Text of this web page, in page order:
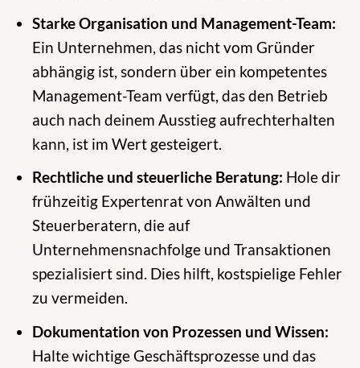
Starke Organisation und Management-Team:
Ein Unternehmen, das nicht vom Gründer
abhängig ist, sondern über ein kompetentes
Management-Team verfügt, das den Betrieb
auch nach deinem Ausstieg aufrechterhalten
kann, ist im Wert gesteigert.
Rechtliche und steuerliche Beratung: Hole dir
frühzeitig Expertenrat von Anwälten und
Steuerberatern, die auf
Unternehmensnachfolge und Transaktionen
spezialisiert sind. Dies hilft, kostspielige Fehler
zu vermeiden.
Dokumentation von Prozessen und Wissen:
Halte wichtige Geschäftsprozesse und das